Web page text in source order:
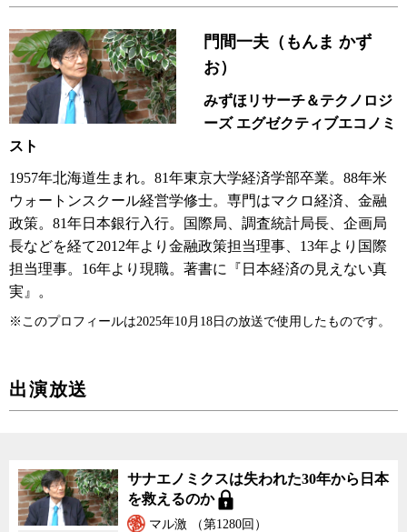
門間一夫（もんま かず
お）
みずほリサーチ＆テクノロジ
ーズ エグゼクティブエコノミ
スト
1957年北海道生まれ。81年東京大学経済学部卒業。88年米
ウォートンスクール経営学修士。専門はマクロ経済、金融
政策。81年日本銀行入行。国際局、調査統計局長、企画局
長などを経て2012年より金融政策担当理事、13年より国際
担当理事。16年より現職。著書に『日本経済の見えない真
実』。
※このプロフィールは2025年10月18日の放送で使用したものです。
出演放送
サナエノミクスは失われた30年から日本
を救えるのか
マル激 （第1280回）